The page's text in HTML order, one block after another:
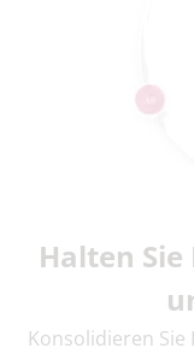
Halten
Konsolidieren